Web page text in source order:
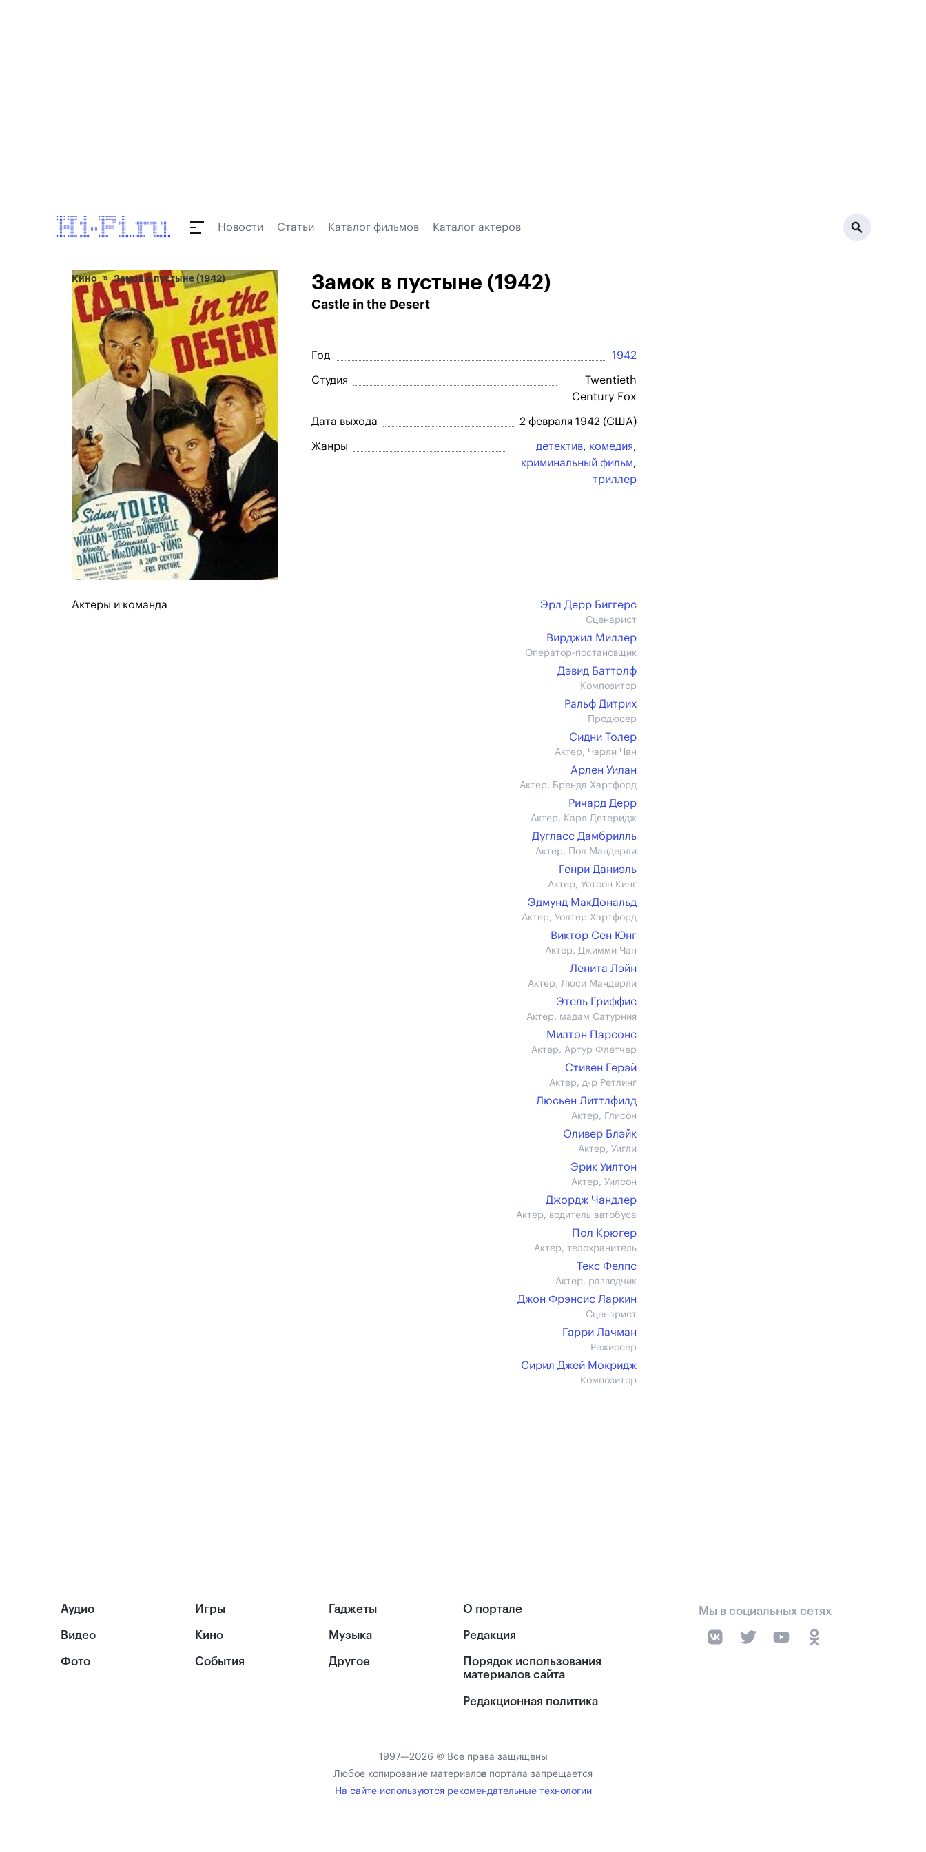
Новости Статьи Каталог фильмов Каталог актеров
Кино Замок в пустыне (1942) Замок в пустыне (1942)
Castle in the Desert
Год 1942
Студия
Twentieth
Century Fox
Дата выхода 2 февраля 1942 (США)
Жанры детектив, комедия,
криминальный фильм,
триллер
Актеры и команда Эрл Дерр Биггерс
Сценарист
Вирджил Миллер
Оператор-постановщик
Дэвид Баттолф
Композитор
Ральф Дитрих
Продюсер
Сидни Толер
Актер, Чарли Чан
Арлен Уилан
Актер, Бренда Хартфорд
Ричард Дерр
Актер, Карл Детеридж
Дугласс Дамбрилль
Актер, Пол Мандерли
Генри Даниэль
Актер, Уотсон Кинг
Эдмунд МакДональд
Актер, Уолтер Хартфорд
Виктор Сен Юнг
Актер, Джимми Чан
Ленита Лэйн
Актер, Люси Мандерли
Этель Гриффис
Актер, мадам Сатурния
Милтон Парсонс
Актер, Артур Флетчер
Стивен Герэй
Актер, д-р Ретлинг
Люсьен Литтлфилд
Актер, Глисон
Оливер Блэйк
Актер, Уигли
Эрик Уилтон
Актер, Уилсон
Джордж Чандлер
Актер, водитель автобуса
Пол Крюгер
Актер, телохранитель
Текс Фелпс
Актер, разведчик
Джон Фрэнсис Ларкин
Сценарист
Гарри Лачман
Режиссер
Сирил Джей Мокридж
Композитор
Аудио
Видео
Фото
Игры
Кино
События
Гаджеты
Музыка
Другое
О портале
Редакция
Порядок использования
материалов сайта
Редакционная политика
Мы в социальных сетях
1997—2026 © Все права защищены
Любое копирование материалов портала запрещается
На сайте используются рекомендательные технологии